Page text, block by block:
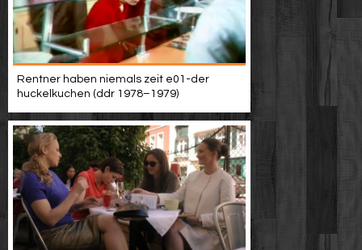
Rentner haben niemals zeit e01-der
huckelkuchen (ddr 1978–1979)